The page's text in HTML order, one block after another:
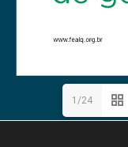
1/24